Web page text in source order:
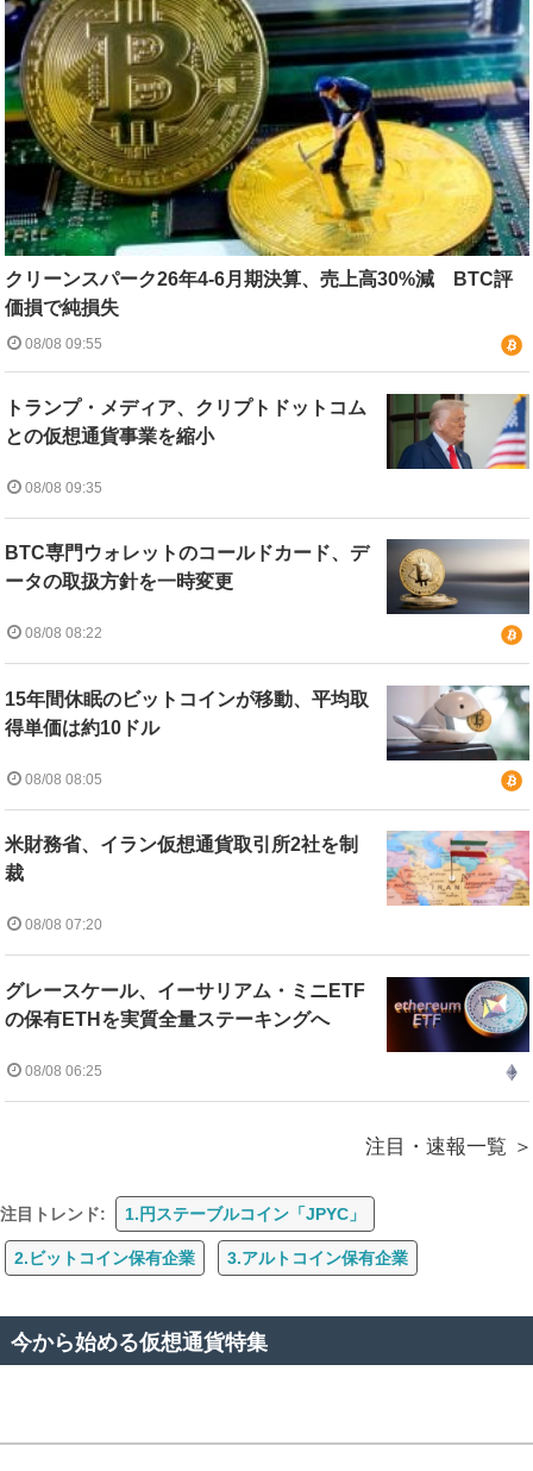
クリーンスパーク26年4-6月期決算、売上高30%減 BTC評
価損で純損失
08/08 09:55
トランプ・メディア、クリプトドットコム
との仮想通貨事業を縮小
08/08 09:35
BTC専門ウォレットのコールドカード、デ
ータの取扱方針を一時変更
08/08 08:22
15年間休眠のビットコインが移動、平均取
得単価は約10ドル
08/08 08:05
米財務省、イラン仮想通貨取引所2社を制
裁
08/08 07:20
グレースケール、イーサリアム・ミニETF
の保有ETHを実質全量ステーキングへ
08/08 06:25
注目・速報一覧
注目トレンド: 1.円ステーブルコイン「JPYC」
2.ビットコイン保有企業 3.アルトコイン保有企業
今から始める仮想通貨特集